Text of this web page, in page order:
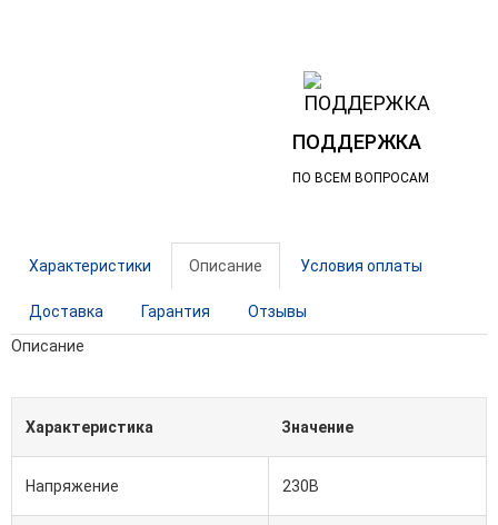
ПОДДЕРЖКА
ПО ВСЕМ ВОПРОСАМ
Характеристики Описание Условия оплаты
Доставка Гарантия
Отзывы
Описание
Характеристика Значение
Напряжение 230В